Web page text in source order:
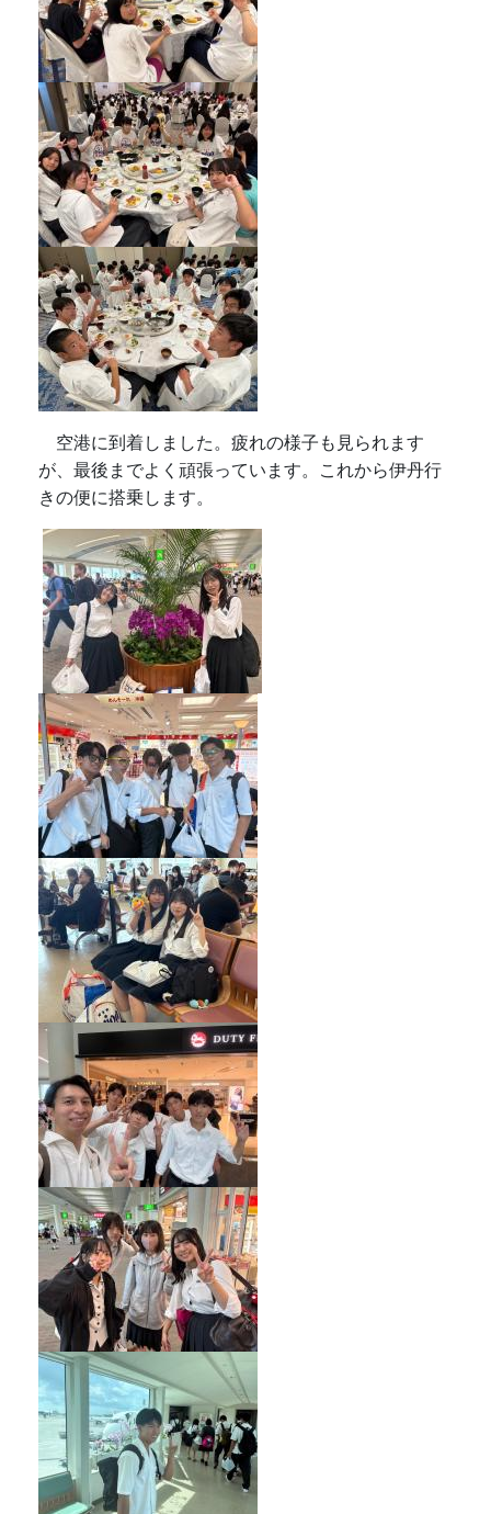
空港に到着しました。疲れの様子も見られます
が、最後までよく頑張っています。これから伊丹行
きの便に搭乗します。